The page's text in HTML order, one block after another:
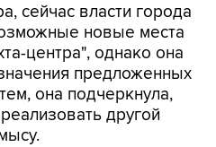
сейчас власти города
новые места
центра", однако она
предложенных
она подчеркнула,
другой